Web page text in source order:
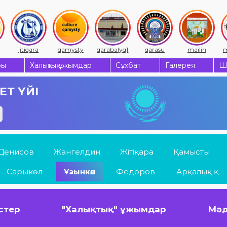
jitiqara qamysty qarabalyq1 qarasu mailin
Халықтық ұжымдар Сұхбат Галерея
ҮЙІ
Жангелдин Жітіқара Қамысты
Сарыкөл Ұзынкөл Федоров Арқалық қ.
"Халықтық" ұжымдар